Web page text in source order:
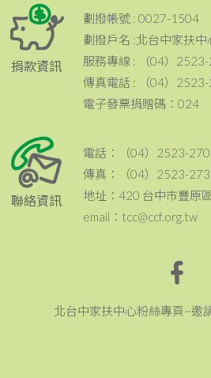
捐款資訊
劃撥帳號 : 0027-1504
劃撥戶名 :北台中家扶中
服務專線 : （04）
傳真電話 : （04）
電子發票捐贈碼：024
聯絡資訊
電話：（04）2523-
傳真：（04）2523-
地址：420 台中市豐原
email：tcc@ccf.org.tw
北台中家扶中心粉絲專頁~邀